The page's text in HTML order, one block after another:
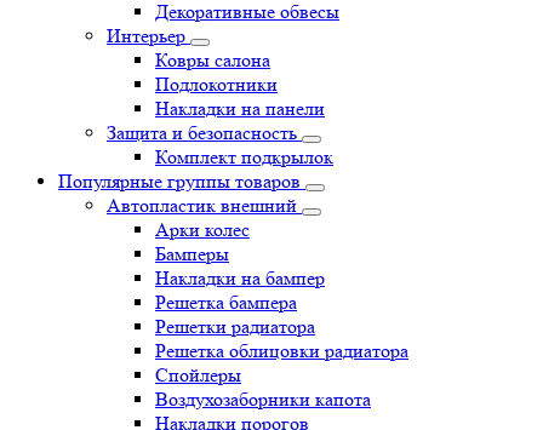
Декоративные обвесы
Интерьер
Ковры салона
Подлокотники
Накладки на панели
Защита и безопасность
Комплект подкрылок
Популярные группы товаров
Автопластик внешний
Арки колес
Бамперы
Накладки на бампер
Решетка бампера
Решетки радиатора
Решетка облицовки радиатора
Спойлеры
Воздухозаборники капота
Накладки порогов